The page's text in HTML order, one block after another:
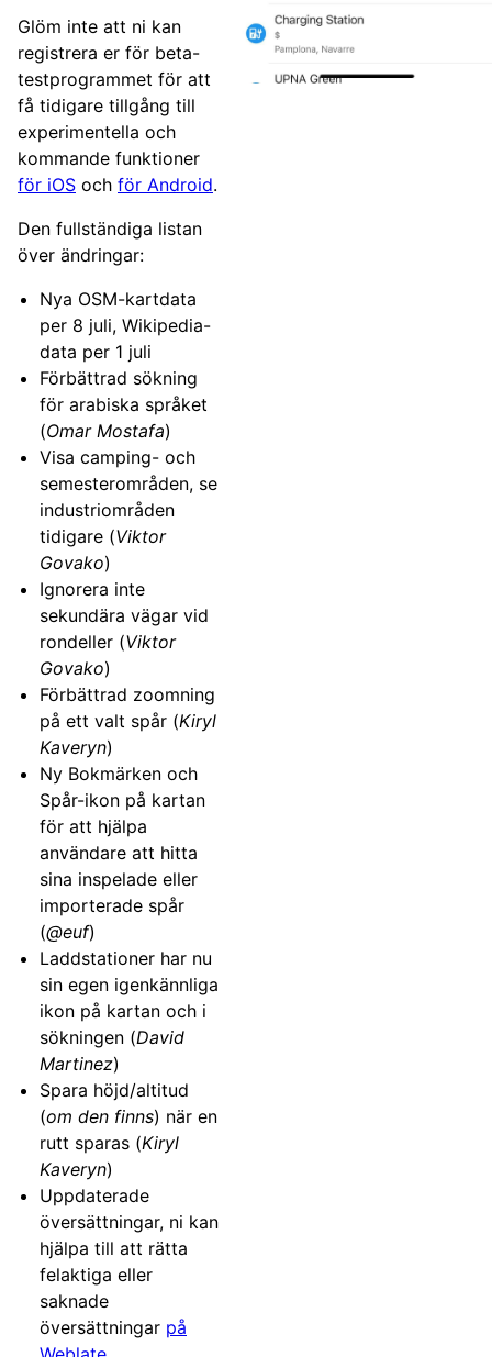
Glöm inte att ni kan
registrera er för beta-
testprogrammet för att
få tidigare tillgång till
experimentella och
kommande funktioner
för iOS och för Android.
Den fullständiga listan
över ändringar:
Nya OSM-kartdata
per 8 juli, Wikipedia-
data per 1 juli
Förbättrad sökning
för arabiska språket
(Omar Mostafa)
Visa camping- och
semesterområden, se
industriområden
tidigare (Viktor
Govako)
Ignorera inte
sekundära vägar vid
rondeller (Viktor
Govako)
Förbättrad zoomning
på ett valt spår (Kiryl
Kaveryn)
Ny Bokmärken och
Spår-ikon på kartan
för att hjälpa
användare att hitta
sina inspelade eller
importerade spår
(@euf)
Laddstationer har nu
sin egen igenkännliga
ikon på kartan och i
sökningen (David
Martinez)
Spara höjd/altitud
(om den finns) när en
rutt sparas (Kiryl
Kaveryn)
Uppdaterade
översättningar, ni kan
hjälpa till att rätta
felaktiga eller
saknade
översättningar på